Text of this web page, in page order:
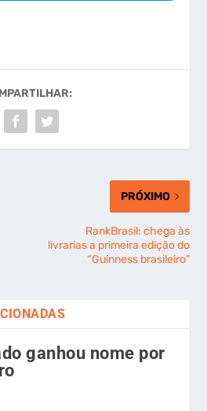
PRÓXIMO
RankBrasil: chega às
livrarias a primeira edição do
“Guinness brasileiro”
ganhou nome por